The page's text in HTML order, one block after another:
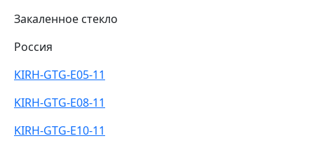
Закаленное стекло
Россия
KIRH-GTG-E05-11
KIRH-GTG-E08-11
KIRH-GTG-E10-11